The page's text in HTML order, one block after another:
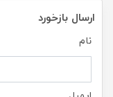
ارسال بازخورد
نام